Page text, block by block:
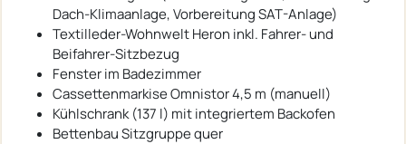
Dach-Klimaanlage, Vorbereitung SAT-Anlage)
Textilleder-Wohnwelt Heron inkl. Fahrer- und
Beifahrer-Sitzbezug
Fenster im Badezimmer
Cassettenmarkise Omnistor 4,5 m (manuell)
Kühlschrank (137 l) mit integriertem Backofen
Bettenbau Sitzgruppe quer